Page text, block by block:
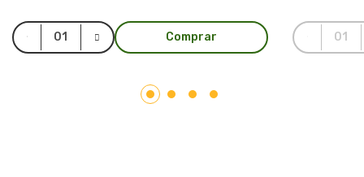
Comprar